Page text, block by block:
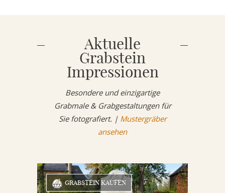
Aktuelle
Grabstein
Impressionen
Besondere und einzigartige
Grabmale & Grabgestaltungen für
Sie fotografiert. | Mustergräber
ansehen
GRABSTEIN KAUFEN